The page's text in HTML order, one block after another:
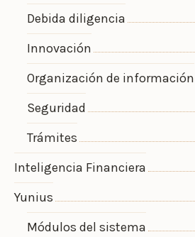
Debida diligencia
Innovación
Organización de información
Seguridad
Trámites
Inteligencia Financiera
Yunius
Módulos del sistema